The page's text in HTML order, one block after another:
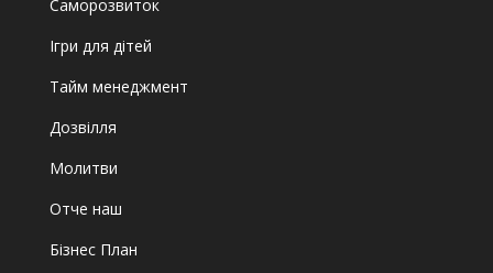
Саморозвиток
Ігри для дітей
Тайм менеджмент
Дозвілля
Молитви
Отче наш
Бізнес План